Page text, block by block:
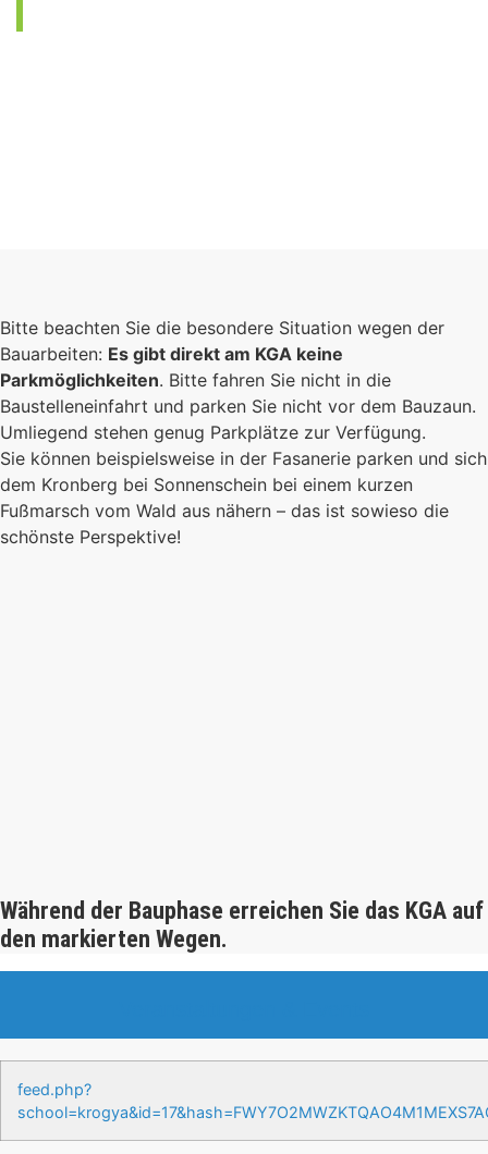
Bitte beachten Sie die besondere Situation wegen der
Bauarbeiten: Es gibt direkt am KGA keine
Parkmöglichkeiten. Bitte fahren Sie nicht in die
Baustelleneinfahrt und parken Sie nicht vor dem Bauzaun.
Umliegend stehen genug Parkplätze zur Verfügung.
Sie können beispielsweise in der Fasanerie parken und sich
dem Kronberg bei Sonnenschein bei einem kurzen
Fußmarsch vom Wald aus nähern – das ist sowieso die
schönste Perspektive!
Während der Bauphase erreichen Sie das KGA auf
den markierten Wegen.
feed.php?